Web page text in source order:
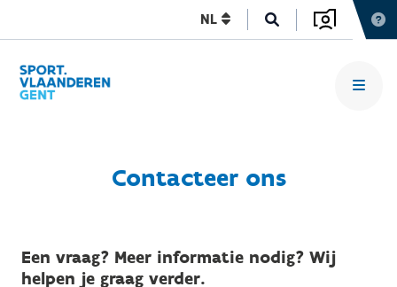
NL
Contacteer ons
Een vraag? Meer informatie nodig? Wij
helpen je graag verder.